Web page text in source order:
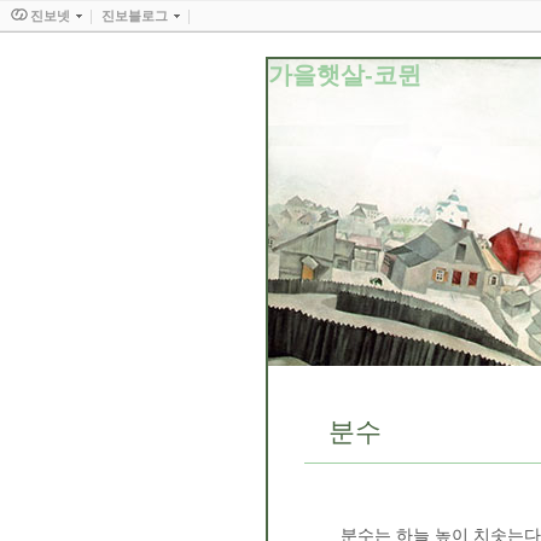
가을햇살-코뮌
분수
분수는 하늘 높이 치솟는
진보넷 진보블로그